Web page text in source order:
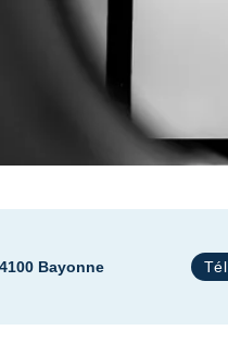
Bayonne